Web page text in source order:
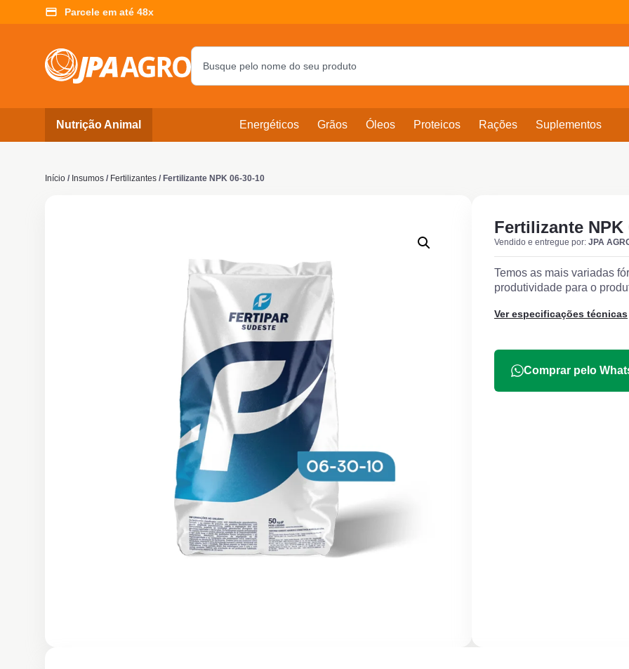
Parcele em até 48x
Nutrição Animal Energéticos Grãos Óleos Proteicos Rações Suplementos
Início / Insumos / Fertilizantes / Fertilizante NPK 06-30-10
Fertilizante NPK
Vendido e entregue por: JPA
Temos as mais variadas
produtividade para o
Ver especificações técnicas
Comprar pelo